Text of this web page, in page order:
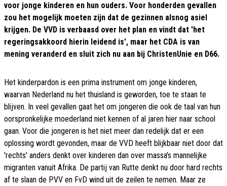
voor jonge kinderen en hun ouders. Voor honderden gevallen
zou het mogelijk moeten zijn dat de gezinnen alsnog asiel
krijgen. De VVD is verbaasd over het plan en vindt dat 'het
regeringsakkoord hierin leidend is', maar het CDA is van
mening veranderd en sluit zich nu aan bij ChristenUnie en D66.
Het kinderpardon is een prima instrument om jonge kinderen,
waarvan Nederland nu het thuisland is geworden, toe te staan te
blijven. In veel gevallen gaat het om jongeren die ook de taal van hun
oorspronkelijke moederland niet kennen of al jaren hier naar school
gaan. Voor die jongeren is het niet meer dan redelijk dat er een
oplossing wordt gevonden, maar de VVD heeft blijkbaar niet door dat
'rechts' anders denkt over kinderen dan over massa's mannelijke
migranten vanuit Afrika. De partij van Rutte denkt nu door hard rechts
af te slaan de PVV en FvD wind uit de zeilen te nemen. Maar ze